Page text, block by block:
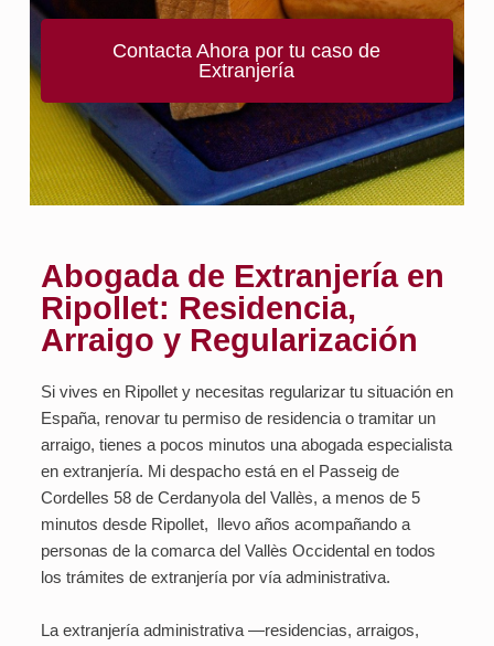
Contacta Ahora por tu caso de
Extranjería
Abogada de Extranjería en
Ripollet: Residencia,
Arraigo y Regularización
Si vives en Ripollet y necesitas regularizar tu situación en
España, renovar tu permiso de residencia o tramitar un
arraigo, tienes a pocos minutos una abogada especialista
en extranjería. Mi despacho está en el Passeig de
Cordelles 58 de Cerdanyola del Vallès, a menos de 5
minutos desde Ripollet, llevo años acompañando a
personas de la comarca del Vallès Occidental en todos
los trámites de extranjería por vía administrativa.
La extranjería administrativa —residencias, arraigos,